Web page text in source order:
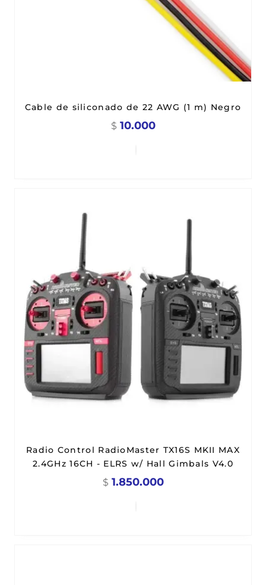
Cable de siliconado de 22 AWG (1 m) Negro
$ 10.000
Radio Control RadioMaster TX16S MKII MAX
2.4GHz 16CH - ELRS w/ Hall Gimbals V4.0
$ 1.850.000